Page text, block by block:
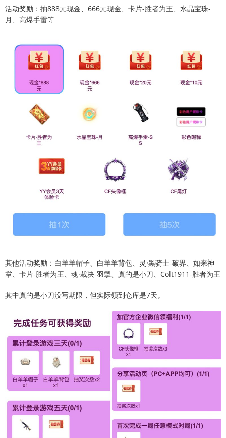
活动奖励：抽888元现金、666元现金、卡片-胜者为王、水晶宝珠-
月、高爆手雷等
其他活动奖励：白羊羊帽子、白羊羊背包、灵·黑骑士-破界、如来神
掌、卡片-胜者为王、魂·裁决-羽掣、真的是小刀、Colt1911-胜者为王
其中真的是小刀没写期限，但实际领到仓库是7天。